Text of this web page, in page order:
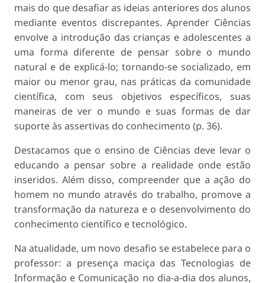
mais do que desafiar as ideias anteriores dos alunos
mediante eventos discrepantes. Aprender Ciências
envolve a introdução das crianças e adolescentes a
uma forma diferente de pensar sobre o mundo
natural e de explicá-lo; tornando-se socializado, em
maior ou menor grau, nas práticas da comunidade
científica, com seus objetivos específicos, suas
maneiras de ver o mundo e suas formas de dar
suporte às assertivas do conhecimento (p. 36).
Destacamos que o ensino de Ciências deve levar o
educando a pensar sobre a realidade onde estão
inseridos. Além disso, compreender que a ação do
homem no mundo através do trabalho, promove a
transformação da natureza e o desenvolvimento do
conhecimento científico e tecnológico.
Na atualidade, um novo desafio se estabelece para o
professor: a presença maciça das Tecnologias de
Informação e Comunicação no dia-a-dia dos alunos,